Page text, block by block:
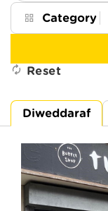
Category
Reset
Diweddaraf